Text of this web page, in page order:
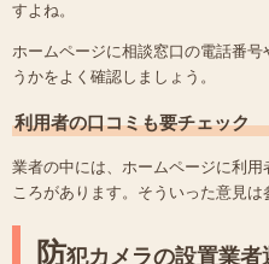
すよね。
ホームページに相談窓口の電話番
うかをよく確認しましょう。
利用者の口コミも要チェック
業者の中には、ホームページに利
ころがあります。そういった意見は
防犯カメラの設置業